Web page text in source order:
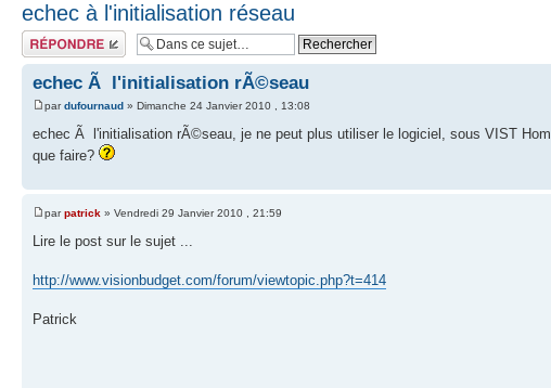
echec à l'initialisation réseau
Répondre
echec Ã l'initialisation rÃ©seau
pardufournaud » Dimanche 24 Janvier 2010 , 13:08
echec Ã l'initialisation rÃ©seau, je ne peut plus utiliser le logiciel, sous VIST Hom
que faire?
parpatrick » Vendredi 29 Janvier 2010 , 21:59
Lire le post sur le sujet ...
http://www.visionbudget.com/forum/viewtopic.php?t=414
Patrick